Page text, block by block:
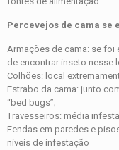
Percevejos de cama se
Armações de cama: se foi
de encontrar inseto nesse
Colhões: local
Estrabo da cama: junto
“bed bugs”;
Travesseiros: média
Fendas em paredes e
níveis de infestação